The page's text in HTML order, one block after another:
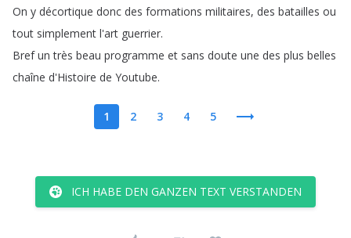
On y décortique donc des formations militaires, des batailles ou
tout simplement l'art guerrier.
Bref un très beau programme et sans doute une des plus belles
chaîne d'Histoire de Youtube.
1 2 3 4 5
ICH HABE DEN GANZEN TEXT VERSTANDEN